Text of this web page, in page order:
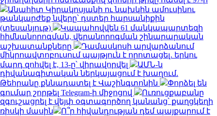
Անահիտ Կիրակոսյանի ու նախկին ամուսինու
թանկարժեք նվերը՝ դստեր հարսանիքին
(տեսանյութ)
Կապահովվեն 61 մանկապարտեզի
հիմնանորոգման, վերանորոգման շինարարական
աշխատանքները
Դամասկոսի արվարձանում
միկրոավտոբուսում պայթյուն է որոտացել․ երկու
մարդ զոհվել է, 13-ը՝ վիրավորվել
ԱՄՆ-ն
դիվանագիտական ներկայացում է խաղում.
Թեհրանը քննադատել է Վաշինգտոնին
Փորձել են
գումար շորթել Telegram-ի միջոցով
Ուռուցքաբանը
զգուշացրել է վեյփ օգտագործող կանանց՝ քաղցկեղի
ռիսկի մասին
Ո՞ր հիվանդության դեմ պայքարում է